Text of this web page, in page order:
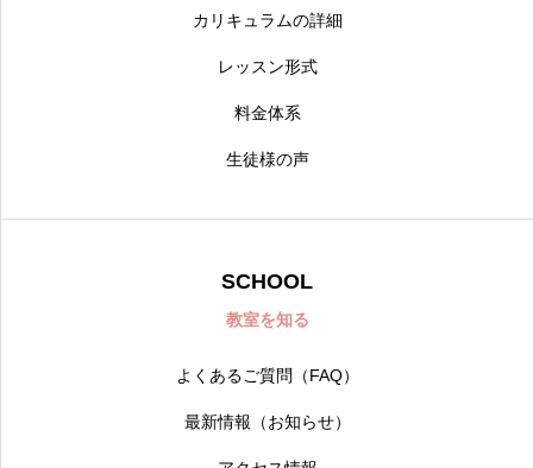
カリキュラムの詳細
レッスン形式
料金体系
生徒様の声
SCHOOL
教室を知る
よくあるご質問（FAQ）
最新情報（お知らせ）